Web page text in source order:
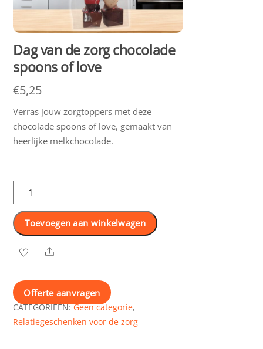
Dag van de zorg chocolade
spoons of love
€5,25
Verras jouw zorgtoppers met deze
chocolade spoons of love, gemaakt van
heerlijke melkchocolade.
van
de
zorg
chocolade
spoons
love
aantal
Toevoegen aan winkelwagen
Share
Offerte aanvragen
CATEGORIEËN:Geen categorie,
Relatiegeschenken voor de zorg